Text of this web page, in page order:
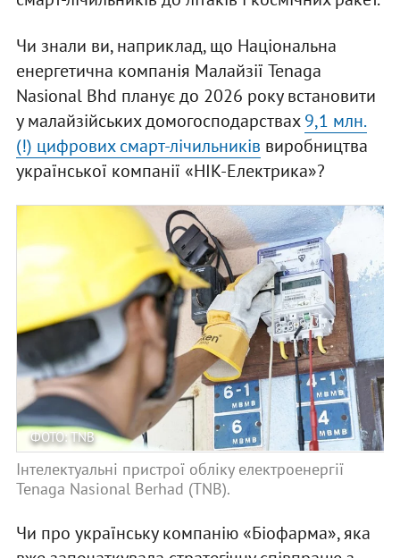
Чи знали ви, наприклад, що Національна
енергетична компанія Малайзії Tenaga
Nasional Bhd планує до 2026 року встановити
у малайзійських домогосподарствах9,1 млн.
(!) цифрових смарт-лічильників виробництва
української компанії «НІК-Електрика»?
ФОТО: TNB
Інтелектуальні пристрої обліку електроенергії
Tenaga Nasional Berhad (TNB).
Чи про українську компанію «Біофарма», яка